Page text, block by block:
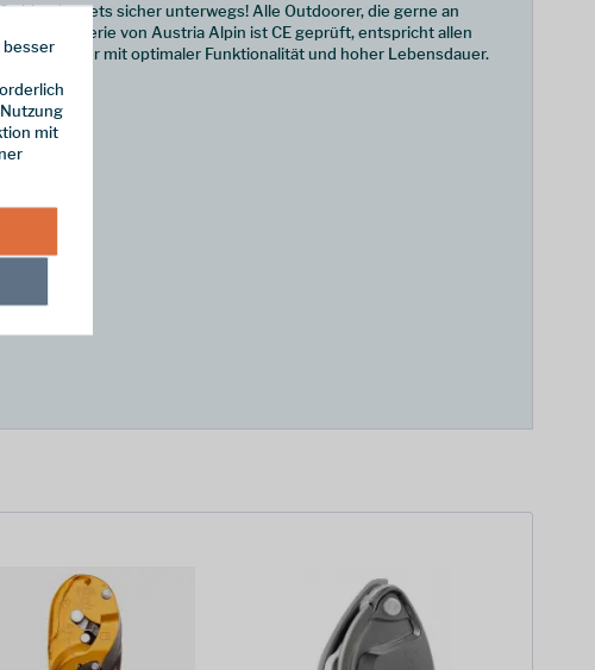
bist du stets sicher unterwegs! Alle Outdoorer, die gerne an
Serie von Austria Alpin ist CE geprüft, entspricht allen
mit optimaler Funktionalität und hoher Lebensdauer.
besser
mit